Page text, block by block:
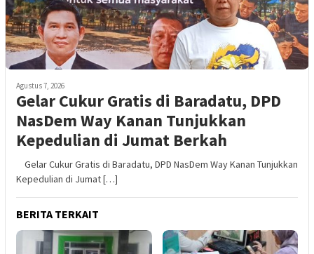
Agustus 7, 2026
Gelar Cukur Gratis di Baradatu, DPD
NasDem Way Kanan Tunjukkan
Kepedulian di Jumat Berkah
Gelar Cukur Gratis di Baradatu, DPD NasDem Way Kanan Tunjukkan
Kepedulian di Jumat […]
BERITA TERKAIT